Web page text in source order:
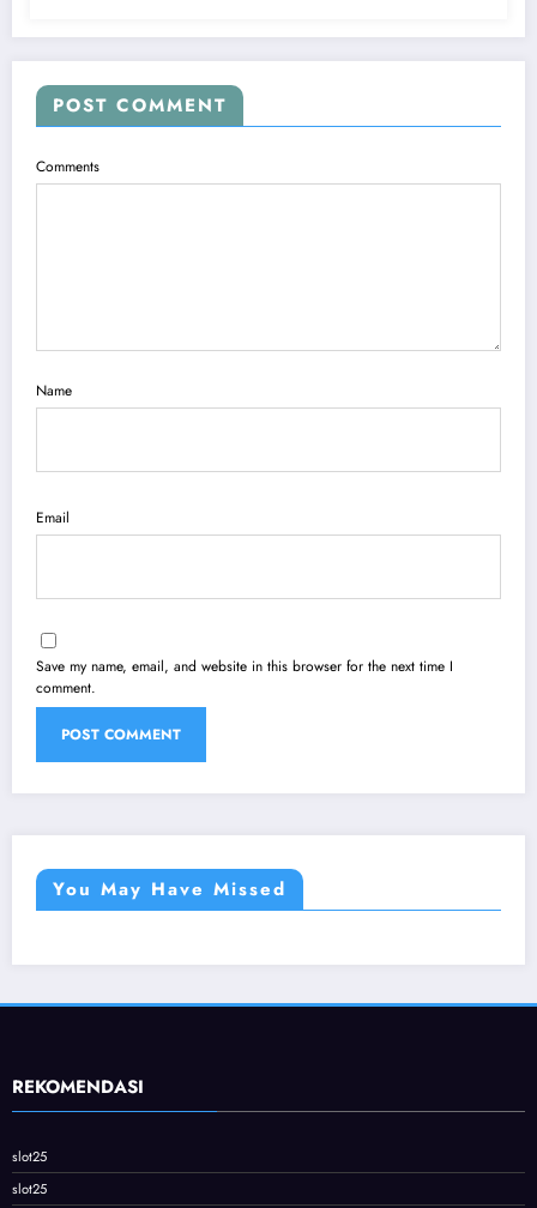
POST COMMENT
Comments
Name
Email
Save my name, email, and website in this browser for the next time I
comment.
You May Have Missed
REKOMENDASI
slot25
slot25